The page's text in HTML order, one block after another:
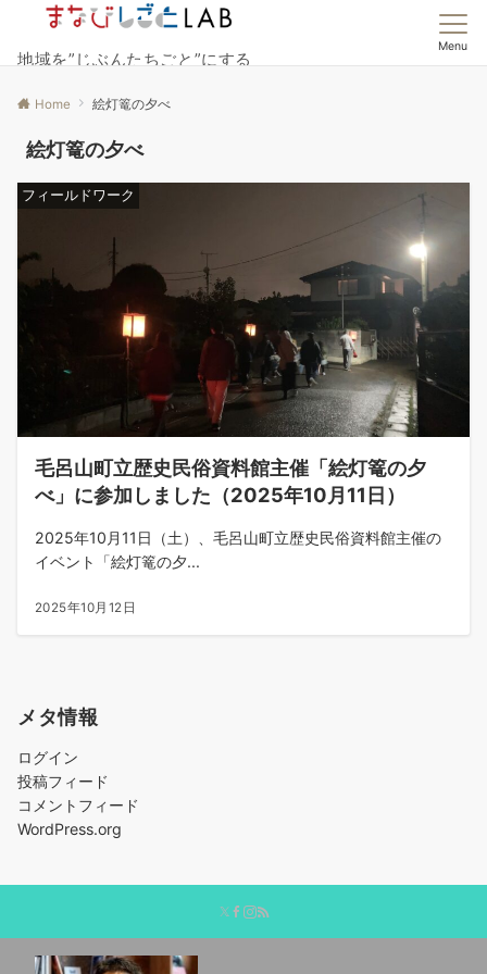
地域を”じぶんたちごと”にする
Menu
Home 絵灯篭の夕べ
絵灯篭の夕べ
フィールドワーク
毛呂山町立歴史民俗資料館主催「絵灯篭の夕
べ」に参加しました（2025年10月11日）
2025年10月11日（土）、毛呂山町立歴史民俗資料館主催の
イベント「絵灯篭の夕...
2025年10月12日
メタ情報
ログイン
投稿フィード
コメントフィード
WordPress.org